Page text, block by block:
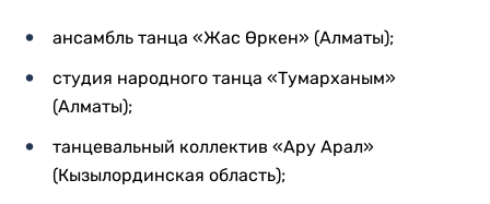
ансамбль танца «Жас Өркен» (Алматы);
студия народного танца «Тумарханым»
(Алматы);
танцевальный коллектив «Ару Арал»
(Кызылординская область);